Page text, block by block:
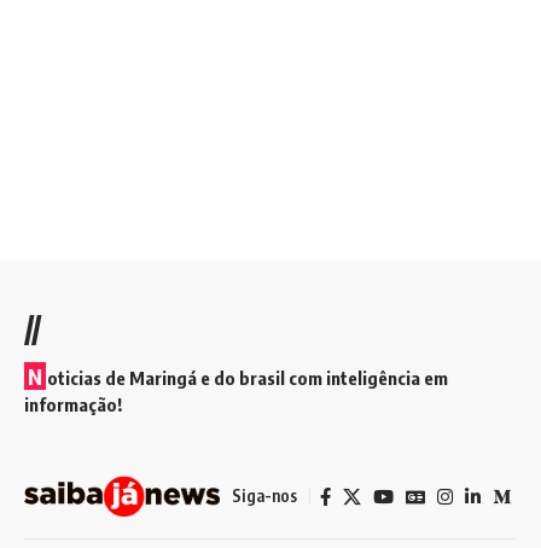
//
N oticias de Maringá e do brasil com inteligência em
informação!
Siga-nos